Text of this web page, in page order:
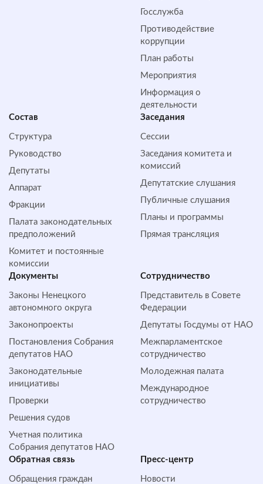
Госслужба
Противодействие
коррупции
План работы
Мероприятия
Информация о
деятельности
Состав
Структура
Руководство
Депутаты
Аппарат
Фракции
Палата законодательных
предположений
Комитет и постоянные
комиссии
Заседания
Сессии
Заседания комитета и
комиссий
Депутатские слушания
Публичные слушания
Планы и программы
Прямая трансляция
Документы
Законы Ненецкого
автономного округа
Законопроекты
Постановления Собрания
депутатов НАО
Законодательные
инициативы
Проверки
Решения судов
Учетная политика
Собрания депутатов НАО
Сотрудничество
Представитель в Совете
Федерации
Депутаты Госдумы от НАО
Межпарламентское
сотрудничество
Молодежная палата
Международное
сотрудничество
Обратная cвязь
Обращения граждан
Пресс-центр
Новости